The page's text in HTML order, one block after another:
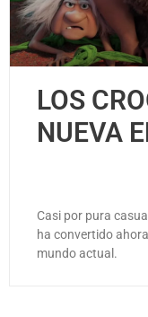
LOS
NUEVA
Casi por pura
ha convertido
mundo actual.